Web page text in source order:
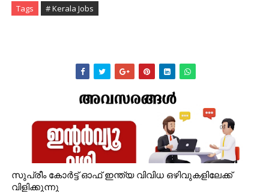
Tags # Kerala Jobs
സുപ്രീം കോർട്ട് ഓഫ് ഇന്ത്യ വിവിധ ഒഴിവുകളിലേക്ക്
വിളിക്കുന്നു